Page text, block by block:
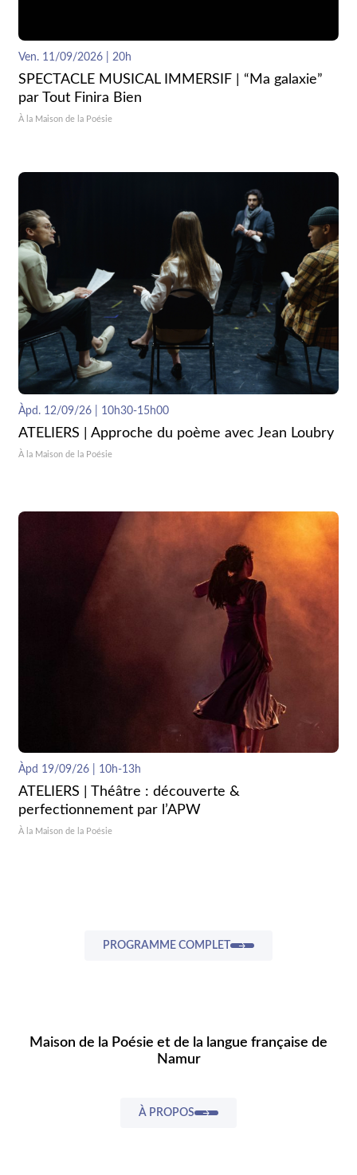
Ven. 11/09/2026 | 20h
SPECTACLE MUSICAL IMMERSIF | “Ma galaxie”
par Tout Finira Bien
À la Maison de la Poésie
Àpd. 12/09/26 | 10h30-15h00
ATELIERS | Approche du poème avec Jean Loubry
À la Maison de la Poésie
Àpd 19/09/26 | 10h-13h
ATELIERS | Théâtre : découverte &
perfectionnement par l’APW
À la Maison de la Poésie
PROGRAMME COMPLET
Maison de la Poésie et de la langue française de
Namur
À PROPOS